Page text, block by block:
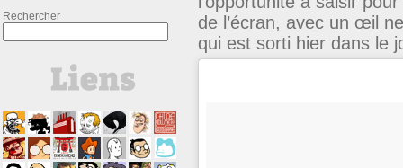
Rechercher
de l’écran, avec un œil
qui est sorti hier dans le